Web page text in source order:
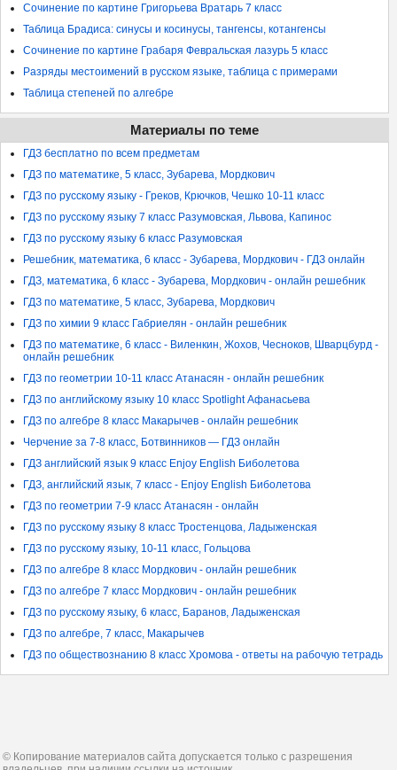
Сочинение по картине Григорьева Вратарь 7 класс
Таблица Брадиса: синусы и косинусы, тангенсы, котангенсы
Сочинение по картине Грабаря Февральская лазурь 5 класс
Разряды местоимений в русском языке, таблица с примерами
Таблица степеней по алгебре
Материалы по теме
ГДЗ бесплатно по всем предметам
ГДЗ по математике, 5 класс, Зубарева, Мордкович
ГДЗ по русскому языку - Греков, Крючков, Чешко 10-11 класс
ГДЗ по русскому языку 7 класс Разумовская, Львова, Капинос
ГДЗ по русскому языку 6 класс Разумовская
Решебник, математика, 6 класс - Зубарева, Мордкович - ГДЗ онлайн
ГДЗ, математика, 6 класс - Зубарева, Мордкович - онлайн решебник
ГДЗ по математике, 5 класс, Зубарева, Мордкович
ГДЗ по химии 9 класс Габриелян - онлайн решебник
ГДЗ по математике, 6 класс - Виленкин, Жохов, Чесноков, Шварцбурд -
онлайн решебник
ГДЗ по геометрии 10-11 класс Атанасян - онлайн решебник
ГДЗ по английскому языку 10 класс Spotlight Афанасьева
ГДЗ по алгебре 8 класс Макарычев - онлайн решебник
Черчение за 7-8 класс, Ботвинников — ГДЗ онлайн
ГДЗ английский язык 9 класс Enjoy English Биболетова
ГДЗ, английский язык, 7 класс - Enjoy English Биболетова
ГДЗ по геометрии 7-9 класс Атанасян - онлайн
ГДЗ по русскому языку 8 класс Тростенцова, Ладыженская
ГДЗ по русскому языку, 10-11 класс, Гольцова
ГДЗ по алгебре 8 класс Мордкович - онлайн решебник
ГДЗ по алгебре 7 класс Мордкович - онлайн решебник
ГДЗ по русскому языку, 6 класс, Баранов, Ладыженская
ГДЗ по алгебре, 7 класс, Макарычев
ГДЗ по обществознанию 8 класс Хромова - ответы на рабочую тетрадь
© Копирование материалов сайта допускается только с разрешения